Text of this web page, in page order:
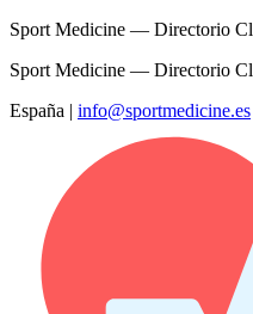
Sport Medicine — Directorio
Sport Medicine — Directorio
España | info@sportmedicine.es